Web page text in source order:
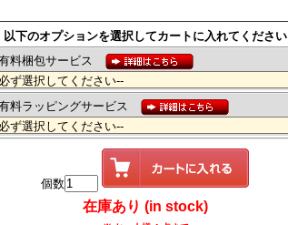
以下のオプションを選択してカートに入れてください
料梱包サービス
料ラッピングサービス
個数
在庫あり (in stock)